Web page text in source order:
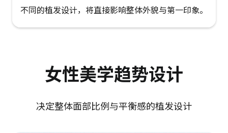
不同的植发设计，将直接影响整体外貌与第一印象。
女性美学趋势设计
决定整体面部比例与平衡感的植发设计